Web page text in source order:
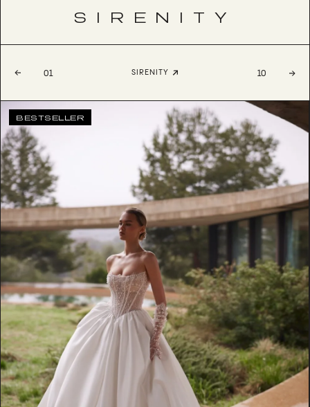
SIRENITY
01 SIRENITY 10
BESTSELLER